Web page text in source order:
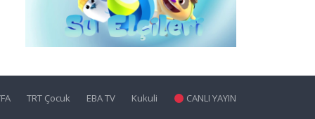
TRT Çocuk EBA TV Kukuli CANLI YAYIN